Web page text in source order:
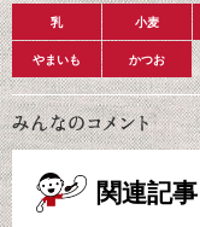
乳 小麦
やまいも かつお
関連記事